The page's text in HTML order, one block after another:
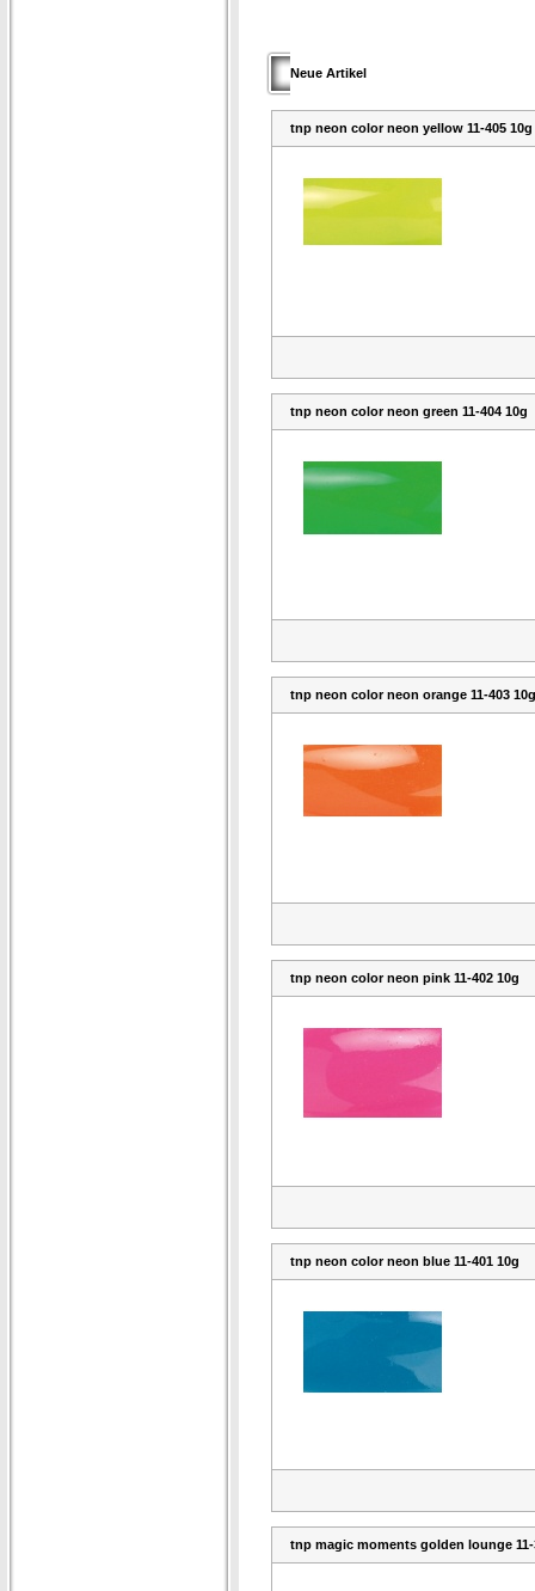
Neue Artikel
tnp neon color neon yellow 11-405 10g
tnp neon color neon green 11-404 10g
tnp neon color neon orange 11-403 10g
tnp neon color neon pink 11-402 10g
tnp neon color neon blue 11-401 10g
tnp magic moments golden lounge 11-